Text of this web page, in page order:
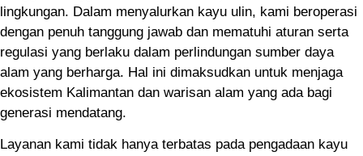
lingkungan. Dalam menyalurkan kayu ulin, kami beroperasi
dengan penuh tanggung jawab dan mematuhi aturan serta
regulasi yang berlaku dalam perlindungan sumber daya
alam yang berharga. Hal ini dimaksudkan untuk menjaga
ekosistem Kalimantan dan warisan alam yang ada bagi
generasi mendatang.
Layanan kami tidak hanya terbatas pada pengadaan kayu